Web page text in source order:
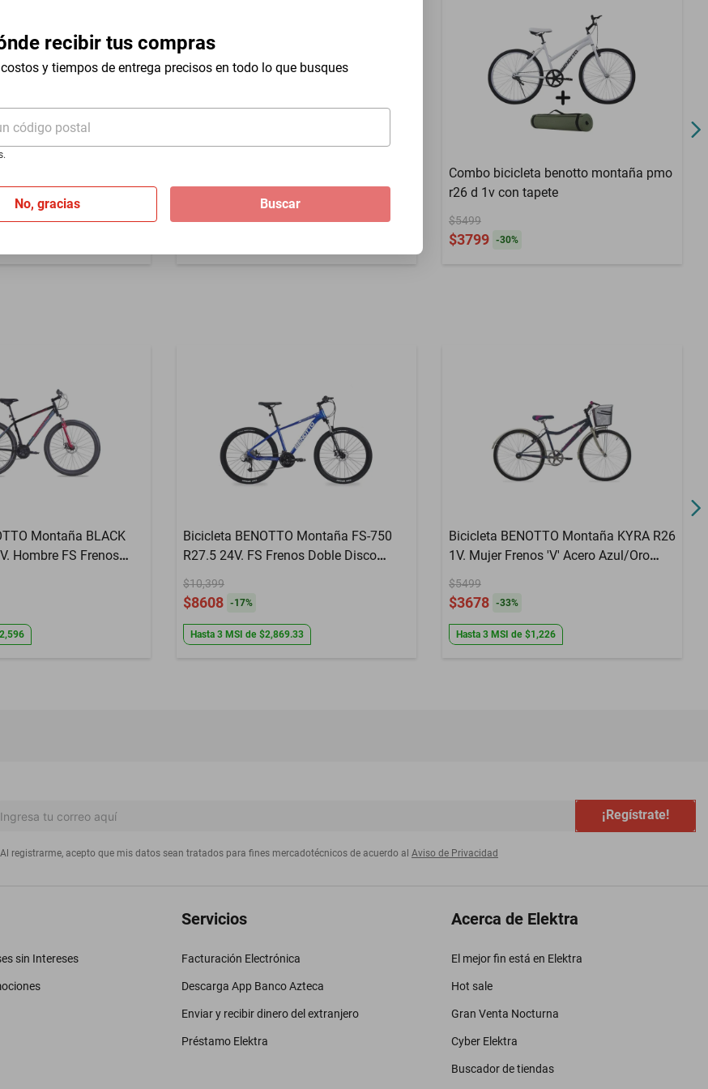
recibir tus compras
y tiempos de entrega precisos en todo lo que busques
código postal
No, gracias Buscar
Tipo de Bicicleta Montaña
$6599
Combo bicicleta benotto montaña pmo
r26 d 1v con tapete
$5499
$3799 -30%
Montaña BLACK
Hombre FS Frenos
Aluminio
Bicicleta BENOTTO Montaña FS-750
R27.5 24V. FS Frenos Doble Disco
Mecanico Aluminio Azul Medio/Gris
Oscuro Talla:UN
$10,399
$8608 -17%
Hasta 3 MSI de $2,869.33
Bicicleta BENOTTO Montaña KYRA R26
1V. Mujer Frenos 'V' Acero Azul/Oro
Palido Talla:UN
$5499
$3678 -33%
Hasta 3 MSI de $1,226
¡Regístrate!
Al registrarme, acepto que mis datos sean tratados para fines mercadotécnicos de acuerdo al Aviso de Privacidad
sin Intereses
Servicios
Facturación Electrónica
Descarga App Banco Azteca
Enviar y recibir dinero del extranjero
Préstamo Elektra
Acerca de Elektra
El mejor fin está en Elektra
Hot sale
Gran Venta Nocturna
Cyber Elektra
Buscador de tiendas